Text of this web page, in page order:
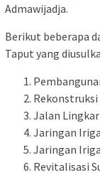
Admawijadja.
Berikut beberapa
Taput yang
Jalan
Jaringan
Jaringan
Revitalisasi